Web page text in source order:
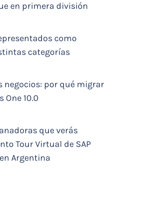
en primera división
como
categorías
negocios: por qué migrar
One 10.0
que verás
Tour Virtual de SAP
Argentina